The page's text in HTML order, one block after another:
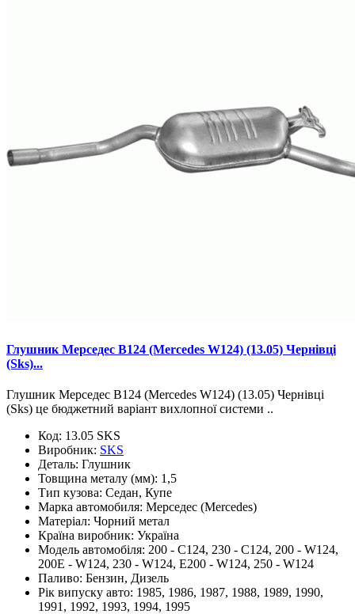
Глушник Мерседес В124 (Mercedes W124) (13.05) Чернівці
(Sks)...
Глушник Мерседес В124 (Mercedes W124) (13.05) Чернівці
(Sks) це бюджетний варіант вихлопної системи ..
Код: 13.05 SKS
Виробник: SKS
Деталь: Глушник
Товщина металу (мм): 1,5
Тип кузова: Седан, Купе
Марка автомобиля: Мерседес (Mercedes)
Матеріал: Чорний метал
Країна виробник: Україна
Модель автомобіля: 200 - C124, 230 - C124, 200 - W124,
200E - W124, 230 - W124, E200 - W124, 250 - W124
Паливо: Бензин, Дизель
Рік випуску авто: 1985, 1986, 1987, 1988, 1989, 1990,
1991, 1992, 1993, 1994, 1995